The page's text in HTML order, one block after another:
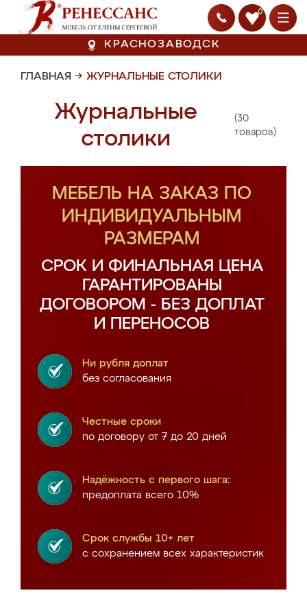
0
КРАСНОЗАВОДСК
ГЛАВНАЯ → ЖУРНАЛЬНЫЕ СТОЛИКИ
Журнальные
столики
(30
товаров)
МЕБЕЛЬ НА ЗАКАЗ ПО
ИНДИВИДУАЛЬНЫМ
РАЗМЕРАМ
СРОК И ФИНАЛЬНАЯ ЦЕНА
ГАРАНТИРОВАНЫ
ДОГОВОРОМ - БЕЗ ДОПЛАТ
И ПЕРЕНОСОВ
Ни рубля доплат
без согласования
Честные сроки
по договору от 7 до 20 дней
Надёжность с первого шага:
предоплата всего 10%
Срок службы 10+ лет
с сохранением всех характеристик